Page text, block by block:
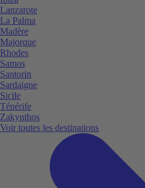
Lanzarote
La Palma
Madère
Majorque
Rhodes
Samos
Santorin
Sardaigne
Sicile
Ténérife
Zakynthos
Voir toutes les destinations